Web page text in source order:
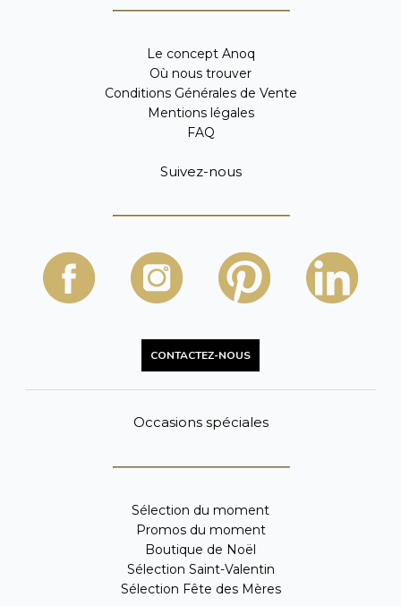
Le concept Anoq
Où nous trouver
Conditions Générales de Vente
Mentions légales
FAQ
Suivez-nous
CONTACTEZ-NOUS
Occasions spéciales
Sélection du moment
Promos du moment
Boutique de Noël
Sélection Saint-Valentin
Sélection Fête des Mères